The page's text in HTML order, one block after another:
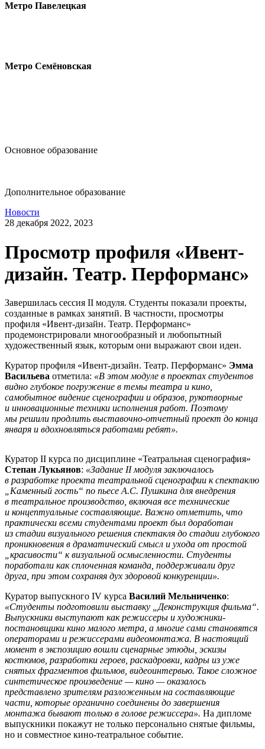
Метро Павелецкая
Метро Семёновская
Основное образование
Дополнительное образование
Новости
28 декабря 2022, 2023
Просмотр профиля «Ивент-
дизайн. Театр. Перформанс»
Завершилась сессия II модуля. Студенты показали проекты,
созданные в рамках занятий. В частности, просмотры
профиля «Ивент-дизайн. Театр. Перформанс»
продемонстрировали многообразный и любопытный
художественный язык, которым они выражают свои идеи.
Куратор профиля «Ивент-дизайн. Театр. Перформанс» Эмма
Васильева отметила: «В этом модуле в проектах студентов
видно глубокое погружение в темы театра и кино,
самобытное видение сценографии и образов, рукотворные
и инновационные техники исполнения работ. Поэтому
мы решили продлить выставочно-отчетный проект до конца
января и вдохновляться работами ребят».
Куратор II курса по дисциплине «Театральная сценография»
Степан Лукьянов: «Задание II модуля заключалось
в разработке проекта театральной сценографии к спектаклю
„Каменный гость“ по пьесе А.С. Пушкина для внедрения
в театральное производство, включая все технические
и концептуальные составляющие. Важно отметить, что
практически всеми студентами проект был доработан
из стадии визуального решения спектакля до стадии глубокого
проникновения в драматический смысл и ухода от простой
„красивости“ к визуальной осмысленности. Студенты
поработали как сплоченная команда, поддерживали друг
друга, при этом сохраняя дух здоровой конкуренции».
Куратор выпускного IV курса Василий Мельниченко:
«Студенты подготовили выставку „Деконструкция фильма“.
Выпускники выступают как режиссеры и художники-
постановщики кино малого метра, а многие сами становятся
операторами и режиссерами видеомонтажа. В настоящий
момент в экспозицию вошли сценарные этюды, эскизы
костюмов, разработки героев, раскадровки, кадры из уже
снятых фрагментов фильмов, видеоинтервью. Такое сложное
синтетическое произведение — кино — оказалось
представлено зрителям разложенным на составляющие
части, которые органично соединены до завершения
монтажа бывают только в голове режиссера». На дипломе
выпускники покажут не только персонально снятые фильмы,
но и совместное кино-театральное событие.